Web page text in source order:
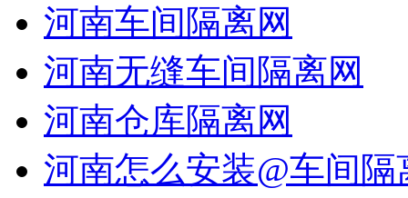
河南车间隔离网
河南无缝车间隔离网
河南仓库隔离网
河南怎么安装@车间隔